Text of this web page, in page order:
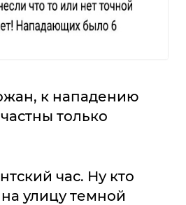
к нападению
только
час. Ну кто
улицу темной